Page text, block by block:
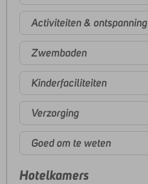
Activiteiten & ontspanning
Zwembaden
Kinderfaciliteiten
Verzorging
Goed om te weten
Hotelkamers